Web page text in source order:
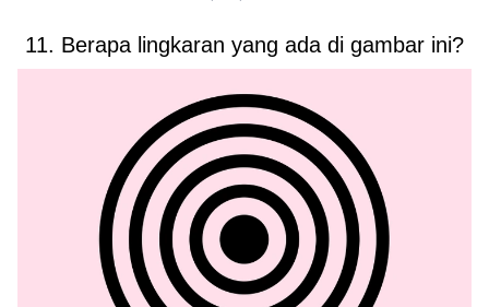
11. Berapa lingkaran yang ada di gambar ini?